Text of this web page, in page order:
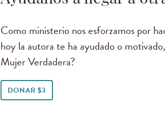
Como ministerio nos esforzamos por
hoy la autora te ha ayudado o
Mujer Verdadera?
DONAR $3